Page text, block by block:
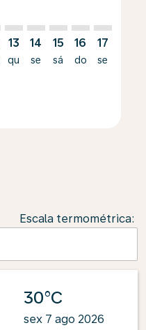
13
qu
14
se
15
sá
16
do
17
se
Escala termométrica:
30°C
sex 7 ago 2026